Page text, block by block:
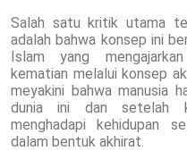
Salah satu kritik utama
adalah bahwa konsep ini
Islam yang
kematian melalui konsep
meyakini bahwa manusia
dunia ini dan setelah
menghadapi kehidupan
dalam bentuk akhirat.